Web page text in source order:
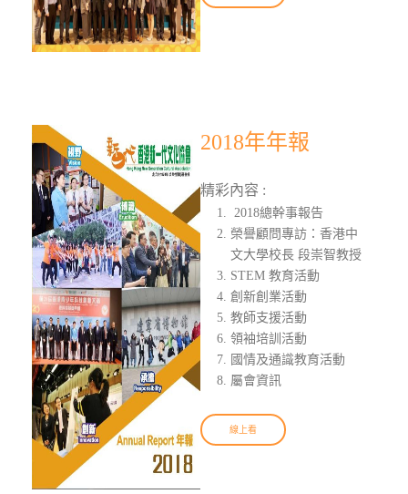
2018年年報
精彩內容 :
2018總幹事報告
榮譽顧問專訪：香港中
文大學校長 段崇智教授
STEM 教育活動
創新創業活動
教師支援活動
領袖培訓活動
國情及通識教育活動
屬會資訊
線上看